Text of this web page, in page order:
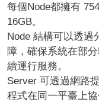
每個Node都擁有
16GB。
Node 結構可以透過
障，確保系統在部
續運行服務。
Server 可透過網路
程式在同一平臺上協